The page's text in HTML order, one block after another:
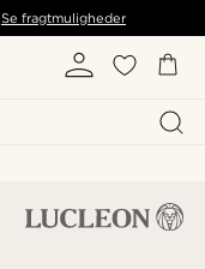
Se fragtmuligheder